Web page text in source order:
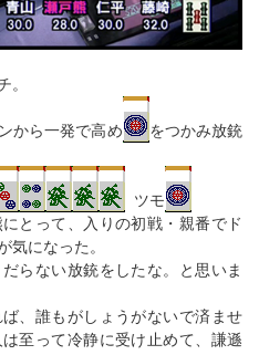
。
から一発で高め
をつかみ放銃
ツモ
とって、入りの初戦・親番でド
気になった。
らない放銃をしたな。と思いま
、誰もがしょうがないで済ませ
至って冷静に受け止めて、謙遜